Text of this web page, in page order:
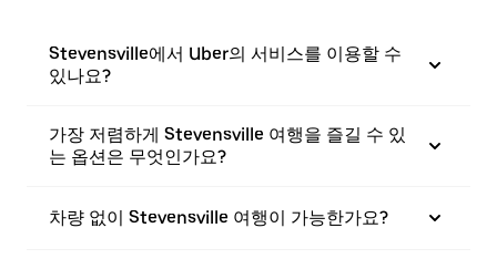
Stevensville에서 Uber의 서비스를 이용할 수
있나요?
가장 저렴하게 Stevensville 여행을 즐길 수 있
는 옵션은 무엇인가요?
차량 없이 Stevensville 여행이 가능한가요?